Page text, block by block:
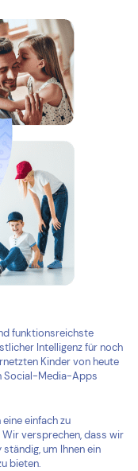
funktionsreichste
Intelligenz für noch
Kinder von heute
Social-Media-Apps
einfach zu
versprechen, dass wir
um Ihnen ein
bieten.